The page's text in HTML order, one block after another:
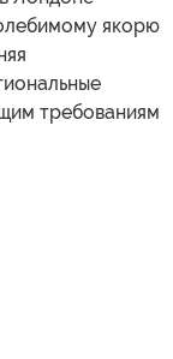
якорю
требованиям